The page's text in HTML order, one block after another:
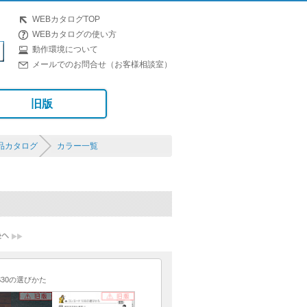
WEBカタログTOP
WEBカタログの使い方
動作環境について
メールでのお問合せ（お客様相談室）
旧版
タログ カラー一覧
の選びかた